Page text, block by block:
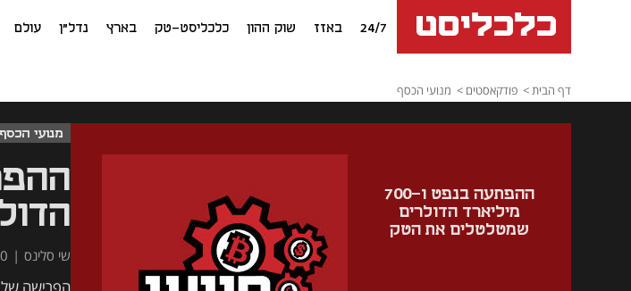
24/7 באזז שוק ההון כלכליסט-טק בארץ נדל"ן עולם
דף הבית פודקאסטים מנועי הכסף
ההפתעה בנפט ו-700
מיליארד הדולרים
שמטלטלים את הטק
מנועי הכסף
שי סלינס |